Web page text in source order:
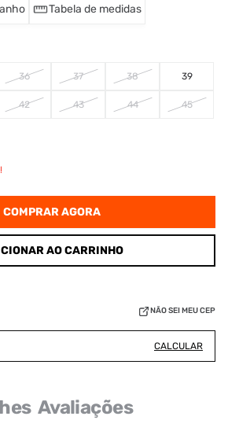
Tabela de medidas
36 37 38 39
42 43 44 45
COMPRAR AGORA
AO CARRINHO
NÃO SEI MEU CEP
CALCULAR
Avaliações